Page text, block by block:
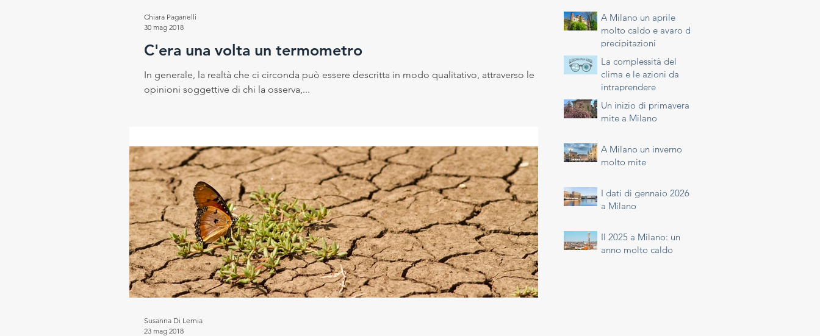
Rubrica del Direttore Scientifico
C'era una volta un termometro
In generale, la realtà che ci circonda può essere descritta in modo qualitativo, attraverso le
opinioni soggettive di chi la osserva,...
Chiara Paganelli
30 mag 2018
Susanna Di Lernia
23 mag 2018
A Milano un aprile
molto caldo e avaro di
precipitazioni
La complessità del
clima e le azioni da
intraprendere
Un inizio di primavera
mite a Milano
A Milano un inverno
molto mite
I dati di gennaio 2026
a Milano
Il 2025 a Milano: un
anno molto caldo